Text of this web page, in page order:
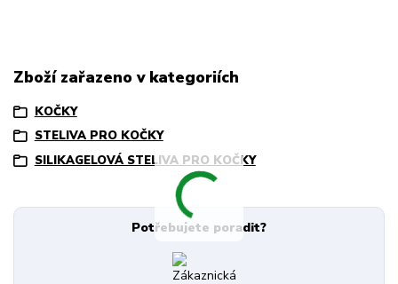
Zboží zařazeno v kategoriích
KOČKY
STELIVA PRO KOČKY
SILIKAGELOVÁ STELIVA PRO KOČKY
Potřebujete poradit?